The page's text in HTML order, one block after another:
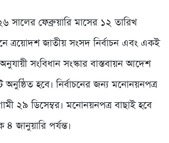
সালের ফেব্রুয়ারি মাসের ১২ তারিখ
ত্রয়োদশ জাতীয় সংসদ নির্বাচন এবং একই
সংবিধান সংস্কার বাস্তবায়ন আদেশ
হবে। নির্বাচনের জন্য মনোনয়নপত্র
২৯ ডিসেম্বর। মনোনয়নপত্র বাছাই হবে
জানুয়ারি পর্যন্ত।